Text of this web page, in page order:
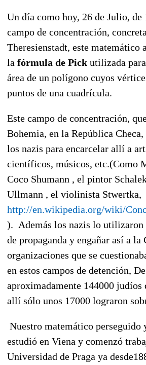
Un día como hoy, 26 de Julio, de
campo de concentración,
Theresienstadt, este matemático
la fórmula de Pick utilizada
área de un polígono cuyos
puntos de una cuadrícula.
Este campo de concentración,
Bohemia, en la República
los nazis para encarcelar allí a
científicos, músicos, etc.(Como
Coco Shumann , el pintor
Ullmann , el violinista Stwertka,
http://en.wikipedia.org/wiki/
). Además los nazis lo utilizaron
de propaganda y engañar así a la
organizaciones que se
en estos campos de detención,
aproximadamente 144000 judíos
allí sólo unos 17000 lograron
Nuestro matemático perseguido
estudió en Viena y comenzó
Universidad de Praga ya